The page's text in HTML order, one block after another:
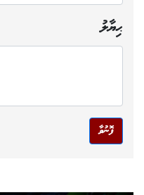
ޙިޔާލު
ފޮނުވާ